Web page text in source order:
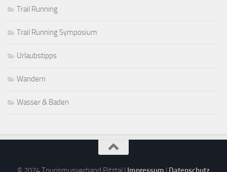
Trail Running
Trail Running Symposium
Urlaubstipps
Wandern
Wasser & Baden